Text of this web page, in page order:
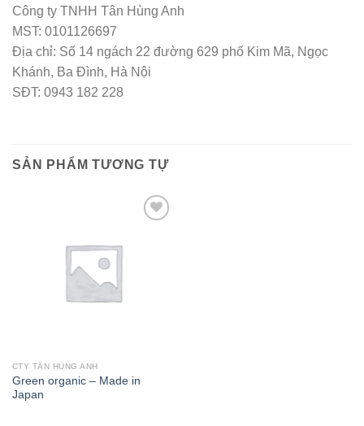
Công ty TNHH Tân Hùng Anh
MST: 0101126697
Địa chỉ: Số 14 ngách 22 đường 629 phố Kim Mã, Ngọc
Khánh, Ba Đình, Hà Nội
SĐT: 0943 182 228
SẢN PHẨM TƯƠNG TỰ
Add to wishlist
CTY TÂN HÙNG ANH
Green organic – Made in
Japan